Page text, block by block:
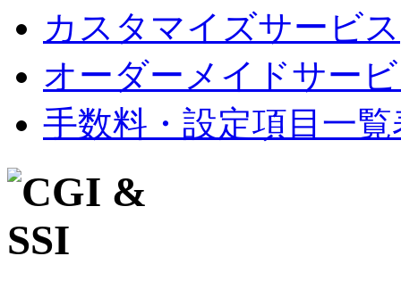
カスタマイズサービス
オーダーメイドサー
手数料・設定項目一覧